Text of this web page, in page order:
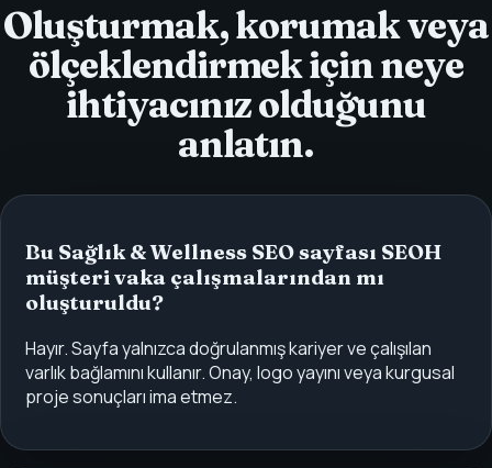
Oluşturmak, korumak veya
ölçeklendirmek için neye
ihtiyacınız olduğunu
anlatın.
Bu Sağlık & Wellness SEO sayfası SEOH
müşteri vaka çalışmalarından mı
oluşturuldu?
Hayır. Sayfa yalnızca doğrulanmış kariyer ve çalışılan
varlık bağlamını kullanır. Onay, logo yayını veya kurgusal
proje sonuçları ima etmez.